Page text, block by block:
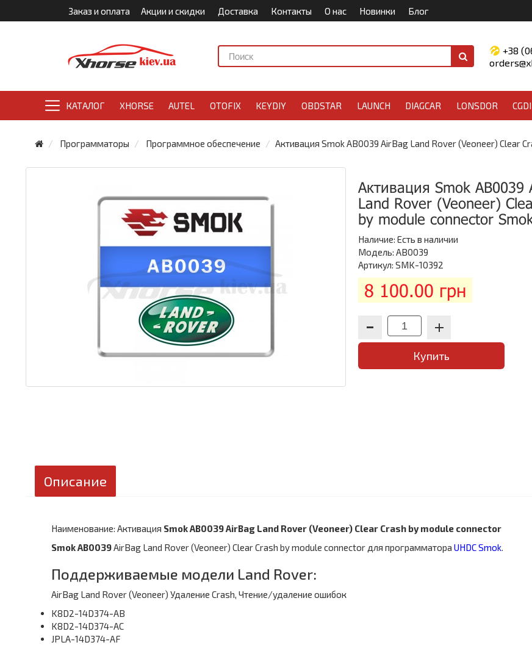
Заказ и оплата Акции и скидки Доставка Контакты О нас Новинки Блог
+38
КАТАЛОГ XHORSE AUTEL OTOFIX KEYDIY OBDSTAR LAUNCH DIAGCAR LONSDOR CGDI
Программаторы Программное обеспечение Активация Smok AB0039 AirBag Land Rover (Veoneer) Clear
Активация Smok AB0039
Land Rover (Veoneer)
by module connector
Наличие: Есть в наличии
Модель: AB0039
Артикул: SMK-10392
8 100.00 грн
Купить
Описание
Наименование: Активация Smok AB0039 AirBag Land Rover (Veoneer) Clear Crash by module connector
Smok AB0039AirBag Land Rover (Veoneer) Clear Crash by module connector для программатора UHDC Smok.
Поддерживаемые модели Land Rover:
AirBag Land Rover (Veoneer) Удаление Crash, Чтение/удаление ошибок
K8D2-14D374-AB
K8D2-14D374-AC
JPLA-14D374-AF